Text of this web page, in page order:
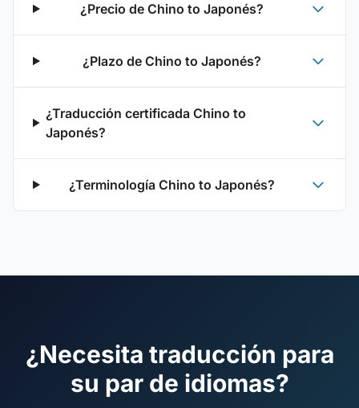
¿Precio de Chino to Japonés?
¿Plazo de Chino to Japonés?
¿Traducción certificada Chino to
Japonés?
¿Terminología Chino to Japonés?
¿Necesita traducción para
su par de idiomas?